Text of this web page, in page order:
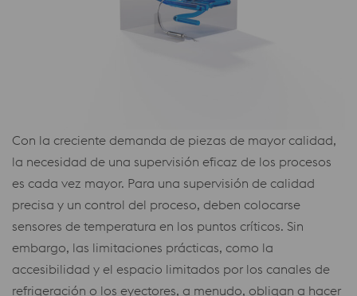
Con la creciente demanda de piezas de mayor calidad,
la necesidad de una supervisión eficaz de los procesos
es cada vez mayor. Para una supervisión de calidad
precisa y un control del proceso, deben colocarse
sensores de temperatura en los puntos críticos. Sin
embargo, las limitaciones prácticas, como la
accesibilidad y el espacio limitados por los canales de
refrigeración o los eyectores, a menudo, obligan a hacer